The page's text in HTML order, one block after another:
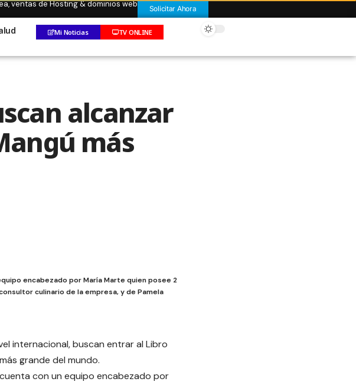
ventas de Hosting & dominios web Solicitar Ahora
Mi Noticias TV ONLINE
alcanzar
más
encabezado por María Marte quien posee 2
culinario de la empresa, y de Pamela
internacional, buscan entrar al Libro
grande del mundo.
con un equipo encabezado por